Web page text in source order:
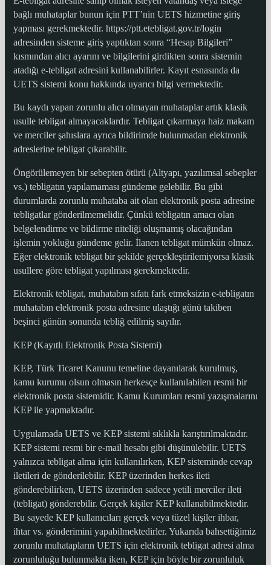
bağlı muhataplar bunun için PTT’nin UETS hizmetine giriş
yapması gerekmektedir. https://ptt.etebligat.gov.tr/login
adresinden sisteme giriş yaptıktan sonra “Hesap Bilgileri”
kısmından alıcı ayarını ve bilgilerini girdikten sonra sistemin
atadığı e-tebligat adresini kullanabilirler. Kayıt esnasında da
UETS sistemi konu hakkında uyarıcı bilgi vermektedir.
Bu kaydı yapan zorunlu alıcı olmayan muhataplar artık klasik
usulle tebligat almayacaklardır. Tebligat çıkarmaya haiz makam
ve merciler şahıslara ayrıca bildirimde bulunmadan elektronik
adreslerine tebligat çıkarabilir.
Öngörülemeyen bir sebepten ötürü (Altyapı, yazılımsal sebepler
vs.) tebligatın yapılamaması gündeme gelebilir. Bu gibi
durumlarda zorunlu muhataba ait olan elektronik posta adresine
tebligatlar gönderilmemelidir. Çünkü tebligatın amacı olan
belgelendirme ve bildirme niteliği oluşmamış olacağından
işlemin yokluğu gündeme gelir. İlanen tebligat mümkün olmaz.
Eğer elektronik tebligat bir şekilde gerçekleştirilemiyorsa klasik
usullere göre tebligat yapılması gerekmektedir.
Elektronik tebligat, muhatabın sıfatı fark etmeksizin e-tebligatın
muhatabın elektronik posta adresine ulaştığı günü takiben
beşinci günün sonunda tebliğ edilmiş sayılır.
KEP (Kayıtlı Elektronik Posta Sistemi)
KEP, Türk Ticaret Kanunu temeline dayanılarak kurulmuş,
kamu kurumu olsun olmasın herkesçe kullanılabilen resmi bir
elektronik posta sistemidir. Kamu Kurumları resmi yazışmalarını
KEP ile yapmaktadır.
Uygulamada UETS ve KEP sistemi sıklıkla karıştırılmaktadır.
KEP sistemi resmi bir e-mail hesabı gibi düşünülebilir. UETS
yalnızca tebligat alma için kullanılırken, KEP sisteminde cevap
iletileri de gönderilebilir. KEP üzerinden herkes ileti
gönderebilirken, UETS üzerinden sadece yetili merciler ileti
(tebligat) gönderebilir. Gerçek kişiler KEP kullanabilmektedir.
Bu sayede KEP kullanıcıları gerçek veya tüzel kişiler ihbar,
ihtar vs. gönderimini yapabilmektedirler. Yukarıda bahsettiğimiz
zorunlu muhatapların UETS için elektronik tebligat adresi alma
zorunluluğu bulunmakta iken, KEP için böyle bir zorunluluk